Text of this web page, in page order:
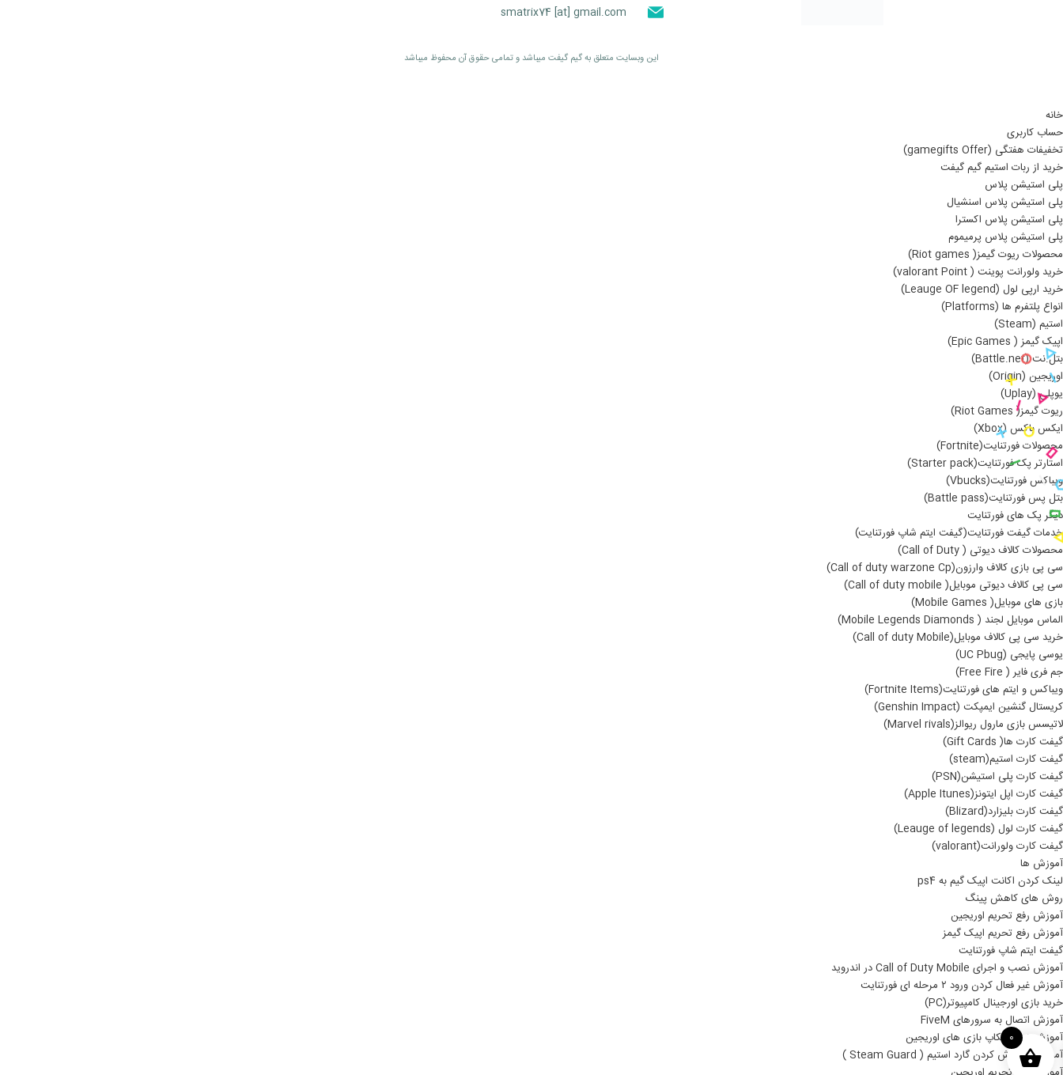
smatrix74 [at] gmail.com
اين وبسايت متعلق به گیم گیفت ميباشد و تمامی حقوق آن محفوظ ميباشد
خانه
حساب کاربری
تخفیفات هفتگی (gamegifts Offer)
خرید از ربات استیم گیم گیفت
پلی استیشن پلاس
پلی استیشن پلاس اسنشیال
پلی استیشن پلاس اکسترا
پلی استیشن پلاس پرمیموم
محصولات ریوت گیمز( Riot games)
خرید ولورانت پوینت ( valorant Point)
خرید ارپی لول (Leauge OF legend)
انواع پلتفرم ها (Platforms)
استیم (Steam)
اپیک گیمز ( Epic Games)
بتل.نت (Battle.net)
اوریجین (Origin)
یوپلی (Uplay)
ریوت گیمز( Riot Games)
ایکس باکس (Xbox)
محصولات فورتنایت(Fortnite)
استارتر پک فورتنایت(Starter pack)
ویباکس فورتنایت(Vbucks)
بتل پس فورتنایت(Battle pass)
دیگر پک های فورتنایت
خدمات گیفت فورتنایت(گیفت ایتم شاپ فورتنایت)
محصولات کالاف دیوتی ( Call of Duty)
سی پی بازی کالاف وارزون(Call of duty warzone Cp)
سی پی کالاف دیوتی موبایل( Call of duty mobile)
بازی های موبایل( Mobile Games)
الماس موبایل لجند ( Mobile Legends Diamonds)
خرید سی پی کالاف موبایل(Call of duty Mobile)
یوسی پایجی (UC Pbug)
جم فری فایر ( Free Fire)
ویباکس و ایتم های فورتنایت(Fortnite Items)
کریستال گنشین ایمپکت (Genshin Impact)
لاتیسس بازی مارول ریوالز(Marvel rivals)
گیفت کارت ها( Gift Cards)
گیفت کارت استیم(steam)
گیفت کارت پلی استیشن(PSN)
گیفت کارت اپل ایتونز(Apple Itunes)
گیفت کارت بلیزارد(Blizard)
گیفت کارت لول (Leauge of legends)
گیفت کارت ولورانت(valorant)
آموزش ها
لینک کردن اکانت اپیک گیم به ps4
روش های کاهش پینگ
آموزش رفع تحریم اوریجین
آموزش رفع تحریم اپیک گیمز
گیفت ایتم شاپ فورتنایت
آموزش نصب و اجرای Call of Duty Mobile در اندروید
آموزش غیر فعال کردن ورود ۲ مرحله ای فورتنایت
خرید بازی اورجینال کامپیوتر(PC)
آموزش اتصال به سرورهای FiveM
آموزش نصب بکاپ بازی های اوریجین
آموزش خاموش کردن گارد استیم ( Steam Guard )
0